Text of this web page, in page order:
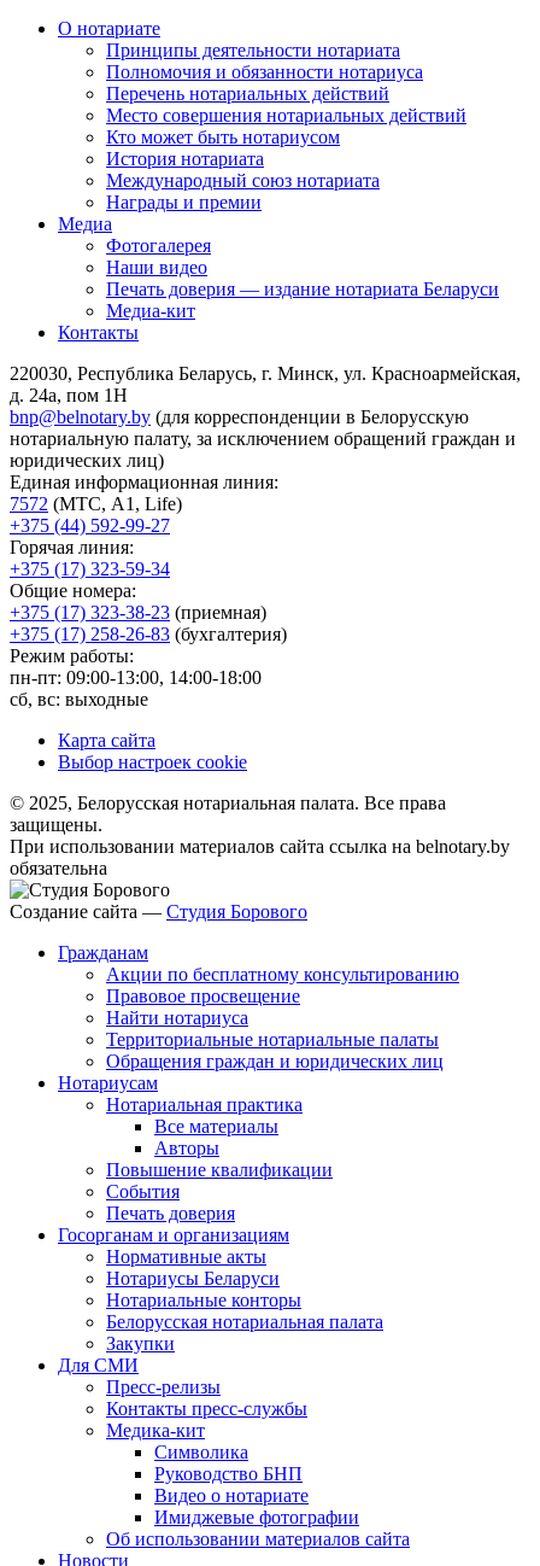
О нотариате
Принципы деятельности нотариата
Полномочия и обязанности нотариуса
Перечень нотариальных действий
Место совершения нотариальных действий
Кто может быть нотариусом
История нотариата
Международный союз нотариата
Награды и премии
Медиа
Фотогалерея
Наши видео
Печать доверия — издание нотариата Беларуси
Медиа-кит
Контакты
220030, Республика Беларусь, г. Минск, ул. Красноармейская,
д. 24а, пом 1Н
bnp@belnotary.by (для корреспонденции в Белорусскую
нотариальную палату, за исключением обращений граждан и
юридических лиц)
Единая информационная линия:
7572 (МТС, A1, Life)
+375 (44) 592-99-27
Горячая линия:
+375 (17) 323-59-34
Общие номера:
+375 (17) 323-38-23 (приемная)
+375 (17) 258-26-83 (бухгалтерия)
Режим работы:
пн-пт: 09:00-13:00, 14:00-18:00
сб, вс: выходные
Карта сайта
Выбор настроек cookie
© 2025, Белорусская нотариальная палата. Все права
защищены.
При использовании материалов сайта ссылка на belnotary.by
обязательна
Создание сайта — Студия Борового
Гражданам
Акции по бесплатному консультированию
Правовое просвещение
Найти нотариуса
Территориальные нотариальные палаты
Обращения граждан и юридических лиц
Нотариусам
Нотариальная практика
Все материалы
Авторы
Повышение квалификации
События
Печать доверия
Госорганам и организациям
Нормативные акты
Нотариусы Беларуси
Нотариальные конторы
Белорусская нотариальная палата
Закупки
Для СМИ
Пресс-релизы
Контакты пресс-службы
Медика-кит
Символика
Руководство БНП
Видео о нотариате
Имиджевые фотографии
Об использовании материалов сайта
Новости